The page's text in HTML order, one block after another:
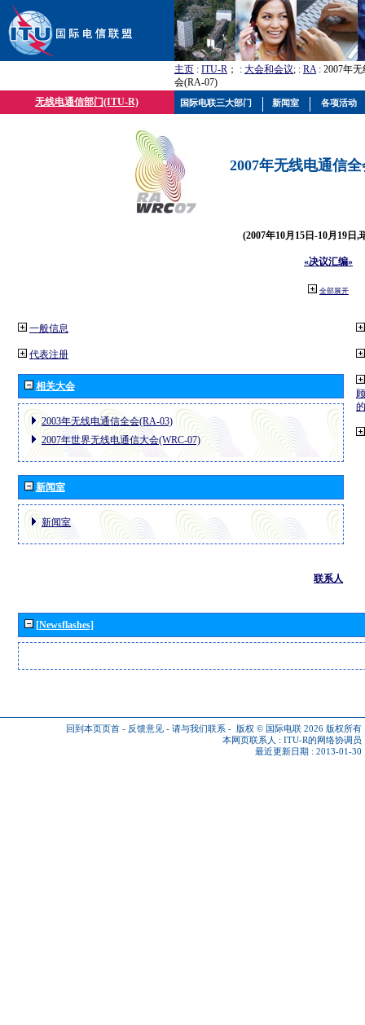
主页 : ITU-R ； : 大会和会议; : RA: 2007年
会(RA-07)
无线电通信部门(ITU-R)
2007年无线电通信
(2007年10月15日-10月19日,
«决议汇编»
全部展开
一般信息
代表注册
相关大会
2003年无线电通信全会(RA-03)
2007年世界无线电通信大会(WRC-07)
新闻室
新闻室
联系人
[Newsflashes]
回到本页页首 - 反馈意见 - 请与我们联系 - 版权 © 国际电联 2026 版权所有
本网页联系人 : ITU-R的网络协调员
最近更新日期 : 2013-01-30
国际电联三大部门 新闻室 各项活动